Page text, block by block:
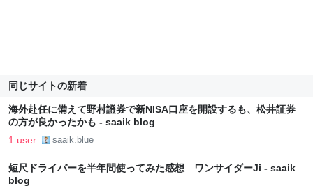
同じサイトの新着
海外赴任に備えて野村證券で新NISA口座を開設するも、松井証券
の方が良かったかも - saaik blog
1 user saaik.blue
短尺ドライバーを半年間使ってみた感想 ワンサイダーJi - saaik
blog